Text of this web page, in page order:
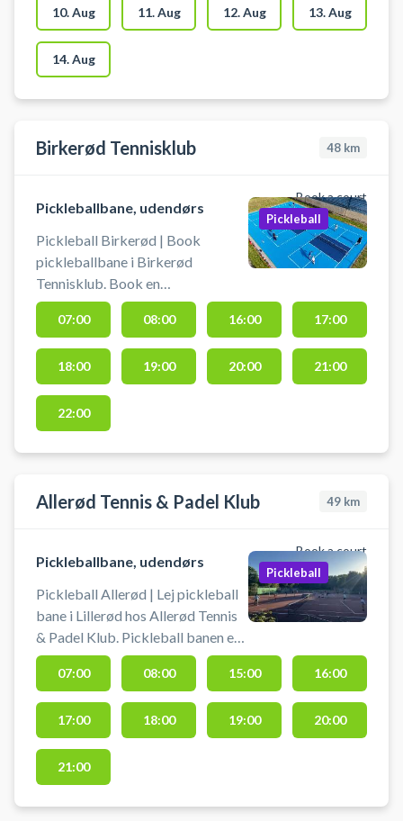
bat og bolde på stedet. Du skal
selv tage net op og ned. Der skal
benyttes indendørssko, som ikke
sætter mærker. Der er mulighed
for bad og omklædning.
10. Aug 11. Aug 12. Aug 13. Aug
14. Aug
Birkerød Tennisklub 48 km
Book a court
Pickleballbane, udendørs
Pickleball Birkerød | Book
pickleballbane i Birkerød
Tennisklub. Book en
pickleballbane og spil pickleball i
Birkerød på de 3 nyanlagt
udendørs pickleballbaner
beliggende ved tennisklubben i
Birkerød.
Pickleball
07:00 08:00 16:00 17:00
18:00 19:00 20:00 21:00
22:00
Allerød Tennis & Padel Klub 49 km
Book a court
Pickleballbane, udendørs
Pickleball Allerød | Lej pickleball
bane i Lillerød hos Allerød Tennis
& Padel Klub. Pickleball banen er
en udendørs hardcourt
pickleballbane. Book
pickleballbane og spil pickleball i
Allerød på en af de 4 udendørs
pickleballbaner. Udover 4
pickleballbaner, er der udendørs 9
tennisbaner på grus eller
hardcourt, 2 padelbaner og en
Pickleball
07:00 08:00 15:00 16:00
17:00 18:00 19:00 20:00
21:00